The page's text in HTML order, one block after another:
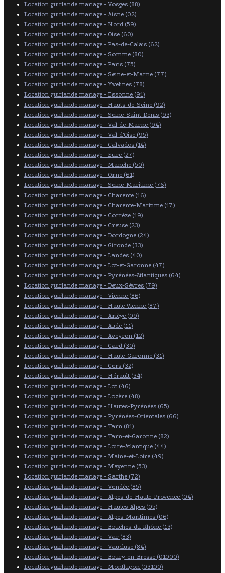
Location guirlande mariage - Vosges (88)
Location guirlande mariage - Aisne (02)
Location guirlande mariage - Nord (59)
Location guirlande mariage - Oise (60)
Location guirlande mariage - Pas-de-Calais (62)
Location guirlande mariage - Somme (80)
Location guirlande mariage - Paris (75)
Location guirlande mariage - Seine-et-Marne (77)
Location guirlande mariage - Yvelines (78)
Location guirlande mariage - Essonne (91)
Location guirlande mariage - Hauts-de-Seine (92)
Location guirlande mariage - Seine-Saint-Denis (93)
Location guirlande mariage - Val-de-Marne (94)
Location guirlande mariage - Val-d'Oise (95)
Location guirlande mariage - Calvados (14)
Location guirlande mariage - Eure (27)
Location guirlande mariage - Manche (50)
Location guirlande mariage - Orne (61)
Location guirlande mariage - Seine-Maritime (76)
Location guirlande mariage - Charente (16)
Location guirlande mariage - Charente-Maritime (17)
Location guirlande mariage - Corrèze (19)
Location guirlande mariage - Creuse (23)
Location guirlande mariage - Dordogne (24)
Location guirlande mariage - Gironde (33)
Location guirlande mariage - Landes (40)
Location guirlande mariage - Lot-et-Garonne (47)
Location guirlande mariage - Pyrénées-Atlantiques (64)
Location guirlande mariage - Deux-Sèvres (79)
Location guirlande mariage - Vienne (86)
Location guirlande mariage - Haute-Vienne (87)
Location guirlande mariage - Ariège (09)
Location guirlande mariage - Aude (11)
Location guirlande mariage - Aveyron (12)
Location guirlande mariage - Gard (30)
Location guirlande mariage - Haute-Garonne (31)
Location guirlande mariage - Gers (32)
Location guirlande mariage - Hérault (34)
Location guirlande mariage - Lot (46)
Location guirlande mariage - Lozère (48)
Location guirlande mariage - Hautes-Pyrénées (65)
Location guirlande mariage - Pyrénées-Orientales (66)
Location guirlande mariage - Tarn (81)
Location guirlande mariage - Tarn-et-Garonne (82)
Location guirlande mariage - Loire-Atlantique (44)
Location guirlande mariage - Maine-et-Loire (49)
Location guirlande mariage - Mayenne (53)
Location guirlande mariage - Sarthe (72)
Location guirlande mariage - Vendée (85)
Location guirlande mariage - Alpes-de-Haute-Provence (04)
Location guirlande mariage - Hautes-Alpes (05)
Location guirlande mariage - Alpes-Maritimes (06)
Location guirlande mariage - Bouches-du-Rhône (13)
Location guirlande mariage - Var (83)
Location guirlande mariage - Vaucluse (84)
Location guirlande mariage - Bourg-en-Bresse (01000)
Location guirlande mariage - Montluçon (03100)